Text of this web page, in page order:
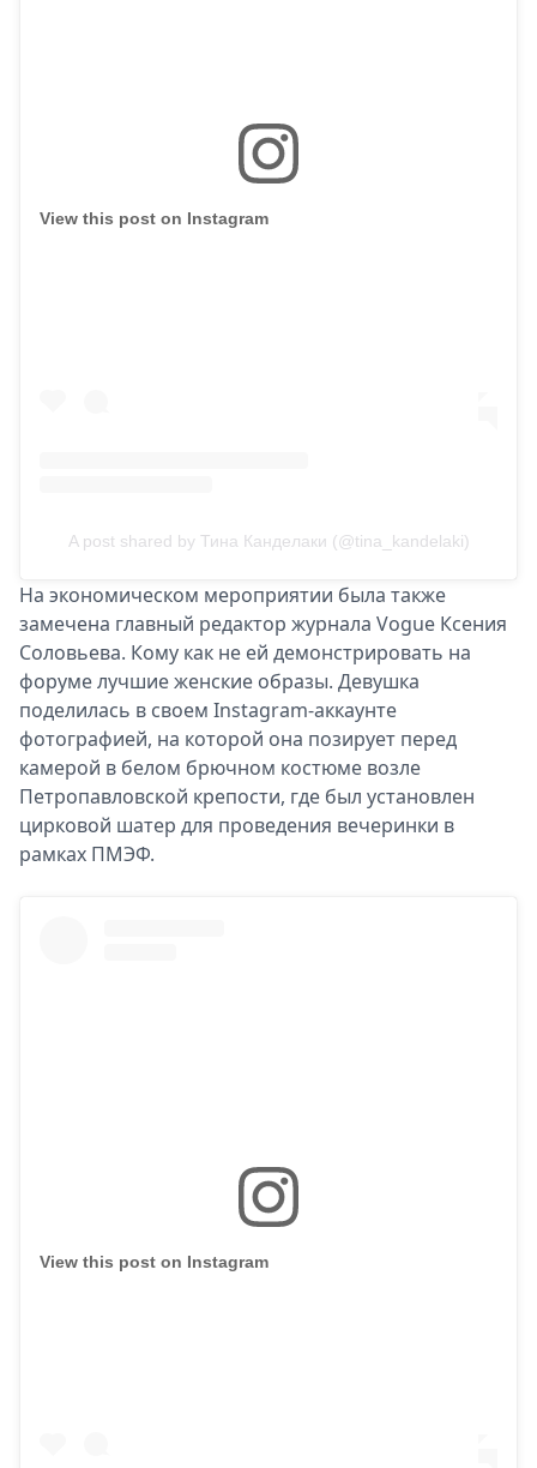
View this post on Instagram
A post shared by Тина Канделаки (@tina_kandelaki)
На экономическом мероприятии была также
замечена главный редактор журнала Vogue Ксения
Соловьева. Кому как не ей демонстрировать на
форуме лучшие женские образы. Девушка
поделилась в своем Instagram-аккаунте
фотографией, на которой она позирует перед
камерой в белом брючном костюме возле
Петропавловской крепости, где был установлен
цирковой шатер для проведения вечеринки в
рамках ПМЭФ.
View this post on Instagram